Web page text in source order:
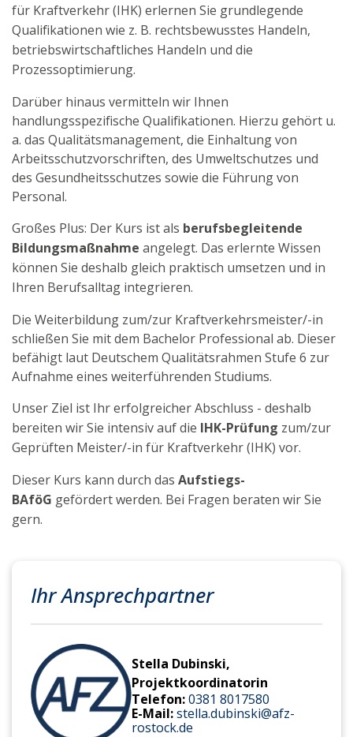
für Kraftverkehr (IHK) erlernen Sie grundlegende
Qualifikationen wie z. B. rechtsbewusstes Handeln,
betriebswirtschaftliches Handeln und die
Prozessoptimierung.
Darüber hinaus vermitteln wir Ihnen
handlungsspezifische Qualifikationen. Hierzu gehört u.
a. das Qualitätsmanagement, die Einhaltung von
Arbeitsschutzvorschriften, des Umweltschutzes und
des Gesundheitsschutzes sowie die Führung von
Personal.
Großes Plus: Der Kurs ist als berufsbegleitende
Bildungsmaßnahme angelegt. Das erlernte Wissen
können Sie deshalb gleich praktisch umsetzen und in
Ihren Berufsalltag integrieren.
Die Weiterbildung zum/zur Kraftverkehrsmeister/-in
schließen Sie mit dem Bachelor Professional ab. Dieser
befähigt laut Deutschem Qualitätsrahmen Stufe 6 zur
Aufnahme eines weiterführenden Studiums.
Unser Ziel ist Ihr erfolgreicher Abschluss - deshalb
bereiten wir Sie intensivauf die IHK-Prüfung zum/zur
Geprüften Meister/-in für Kraftverkehr (IHK) vor.
Dieser Kurs kann durch das Aufstiegs-
BAföG gefördert werden. Bei Fragen beraten wir Sie
gern.
Ihr Ansprechpartner
Stella Dubinski,
Projektkoordinatorin
Telefon:0381 8017580
E-Mail:stella.dubinski@afz-
rostock.de